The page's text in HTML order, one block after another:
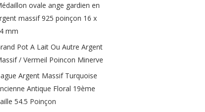
ovale ange gardien en
massif 925 poinçon 16 x
mm
Pot A Lait Ou Autre Argent
/ Vermeil Poincon Minerve
Argent Massif Turquoise
Antique Floral 19ème
54.5 Poinçon